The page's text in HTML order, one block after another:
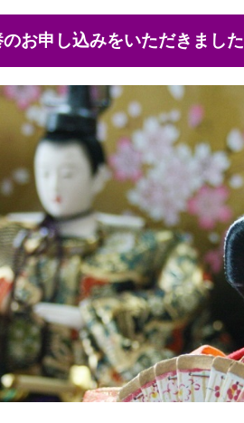
のお申し込みをいただきました